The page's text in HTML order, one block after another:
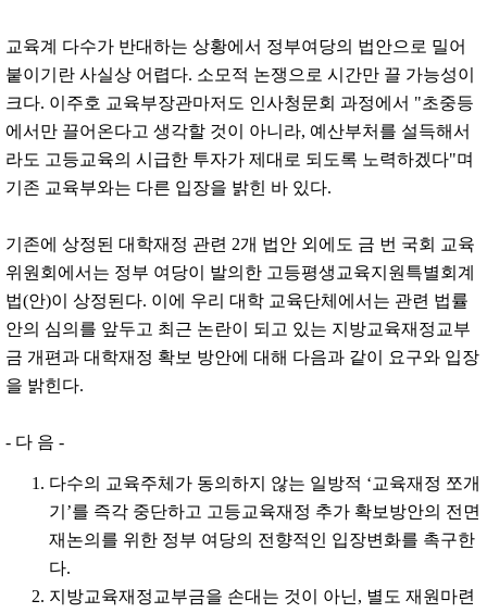
교육계 다수가 반대하는 상황에서 정부여당의 법안으로 밀어
붙이기란 사실상 어렵다. 소모적 논쟁으로 시간만 끌 가능성이
크다. 이주호 교육부장관마저도 인사청문회 과정에서 "초중등
에서만 끌어온다고 생각할 것이 아니라, 예산부처를 설득해서
라도 고등교육의 시급한 투자가 제대로 되도록 노력하겠다"며
기존 교육부와는 다른 입장을 밝힌 바 있다.
기존에 상정된 대학재정 관련 2개 법안 외에도 금 번 국회 교육
위원회에서는 정부 여당이 발의한 고등평생교육지원특별회계
법(안)이 상정된다. 이에 우리 대학 교육단체에서는 관련 법률
안의 심의를 앞두고 최근 논란이 되고 있는 지방교육재정교부
금 개편과 대학재정 확보 방안에 대해 다음과 같이 요구와 입장
을 밝힌다.
- 다 음 -
다수의 교육주체가 동의하지 않는 일방적 ‘교육재정 쪼개
기’를 즉각 중단하고 고등교육재정 추가 확보방안의 전면
재논의를 위한 정부 여당의 전향적인 입장변화를 촉구한
다.
지방교육재정교부금을 손대는 것이 아닌, 별도 재원마련